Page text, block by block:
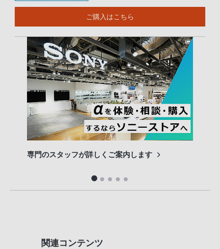
ご購入はこちら
専門のスタッフが詳しくご案内します
関連コンテンツ